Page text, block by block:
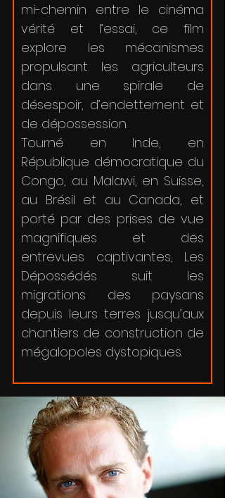
mi-chemin entre le cinéma
vérité et l’essai, ce film
explore les mécanismes
propulsant les agriculteurs
dans une spirale de
désespoir, d’endettement et
de dépossession.
Tourné en Inde, en
République démocratique du
Congo, au Malawi, en Suisse,
au Brésil et au Canada, et
porté par des prises de vue
magnifiques et des
entrevues captivantes, Les
Dépossédés suit les
migrations des paysans
depuis leurs terres jusqu’aux
chantiers de construction de
mégalopoles dystopiques.